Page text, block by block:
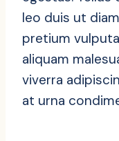
leo duis ut
pretium
aliquam
viverra
at urna